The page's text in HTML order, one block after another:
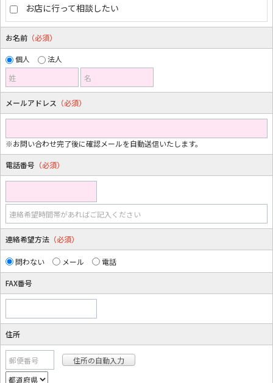
お店に行って相談したい
お名前 （必須）
個人
法人
姓
名
メールアドレス （必須）
※お問い合わせ完了後に確認メールを自動送信いたします。
電話番号 （必須）
連絡希望時間帯があればご記入ください
連絡希望方法 （必須）
問わない メール 電話
FAX番号
住所
郵便番号